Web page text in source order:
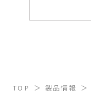
TOP 製品情報